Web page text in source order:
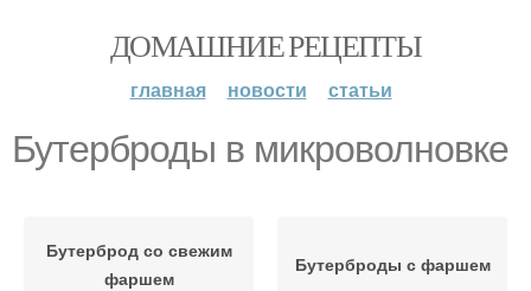
ДОМАШНИЕ РЕЦЕПТЫ
главная новости статьи
Бутерброды в микроволновке
Бутерброд со свежим
фаршем
Бутерброды с фаршем